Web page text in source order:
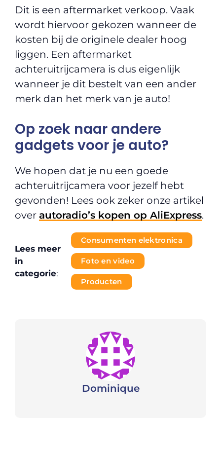
Dit is een aftermarket verkoop. Vaak
wordt hiervoor gekozen wanneer de
kosten bij de originele dealer hoog
liggen. Een aftermarket
achteruitrijcamera is dus eigenlijk
wanneer je dit bestelt van een ander
merk dan het merk van je auto!
Op zoek naar andere
gadgets voor je auto?
We hopen dat je nu een goede
achteruitrijcamera voor jezelf hebt
gevonden! Lees ook zeker onze artikel
over autoradio’s kopen op AliExpress.
Lees meer
in
categorie:
Consumenten elektronica
Foto en video
Producten
Dominique